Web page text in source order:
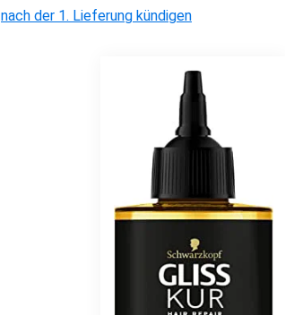
nach der 1. Lieferung kündigen